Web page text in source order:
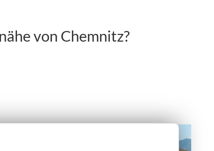
von Chemnitz?